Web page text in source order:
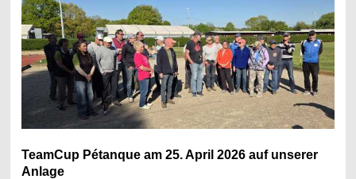
TeamCup Pétanque am 25. April 2026 auf unserer
Anlage